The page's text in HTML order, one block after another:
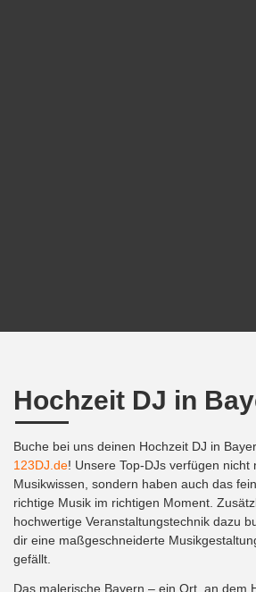
Hochzeit DJ in
Buche bei uns deinen Hochzeit DJ in
123DJ.de! Unsere Top-DJs verfügen
Musikwissen, sondern haben auch das
richtige Musik im richtigen Moment.
hochwertige Veranstaltungstechnik dazu
dir eine maßgeschneiderte
gefällt.
Das malerische Bayern – ein Ort, an dem